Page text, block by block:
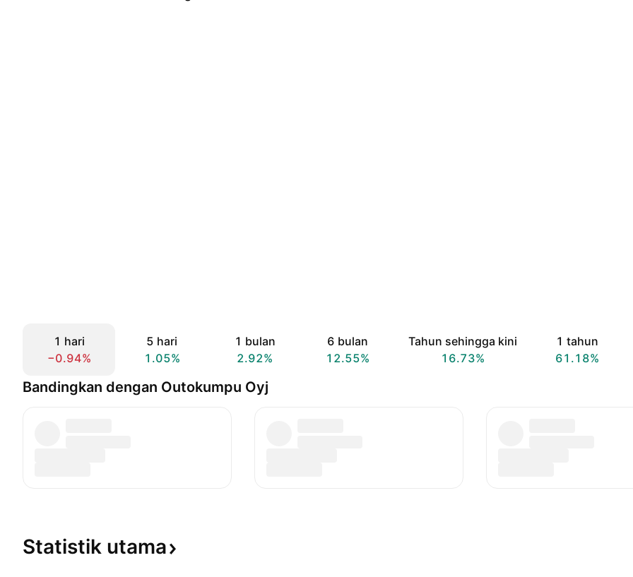
1 hari
−0.94%
5 hari
1.05%
1 bulan
2.92%
6 bulan
12.55%
Tahun sehingga kini
16.73%
1 tahun
61.18%
Bandingkan dengan Outokumpu Oyj
Statistik utama